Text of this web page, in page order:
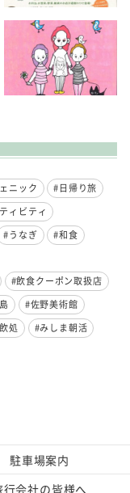
ニック
#日帰り旅
ィビティ
#うなぎ
#和食
#飲食クーポン取扱店
#佐野美術館
処
#みしま朝活
駐車場案内
行会社の皆様へ